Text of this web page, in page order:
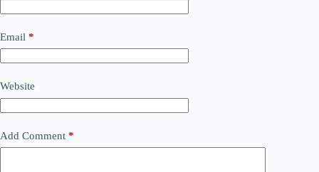
Email *
Website
Add Comment *